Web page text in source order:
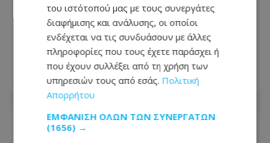
Το δίλημμα του Τραμπ για το Ιράν:
Παραχωρήσεις για να ανοίξει το
Ορμούζ ή συνέχιση του πολέμου
07.08.2026 - 06:35
του ιστότοπού μας με τους συνεργάτες
διαφήμισης και ανάλυσης, οι οποίοι
ενδέχεται να τις συνδυάσουν με άλλες
πληροφορίες που τους έχετε παράσχει ή
που έχουν συλλέξει από τη χρήση των
υπηρεσιών τους από εσάς. Πολιτική
Απορρήτου
ΕΜΦΆΝΙΣΗ ΌΛΩΝ ΤΩΝ ΣΥΝΕΡΓΑΤΏΝ
(1656) →